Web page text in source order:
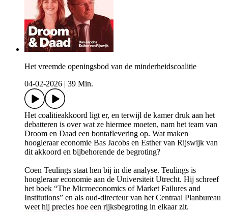
Het vreemde openingsbod van de minderheidscoalitie
04-02-2026
39 Min.
Het coalitieakkoord ligt er, en terwijl de kamer druk aan het
debatteren is over wat ze hiermee moeten, nam het team van
Droom en Daad een bontaflevering op. Wat maken
hoogleraar economie Bas Jacobs en Esther van Rijswijk van
dit akkoord en bijbehorende de begroting?
Coen Teulings staat hen bij in die analyse. Teulings is
hoogleraar economie aan de Universiteit Utrecht. Hij schreef
het boek “The Microeconomics of Market Failures and
Institutions” en als oud-directeur van het Centraal Planbureau
weet hij precies hoe een rijksbegroting in elkaar zit.